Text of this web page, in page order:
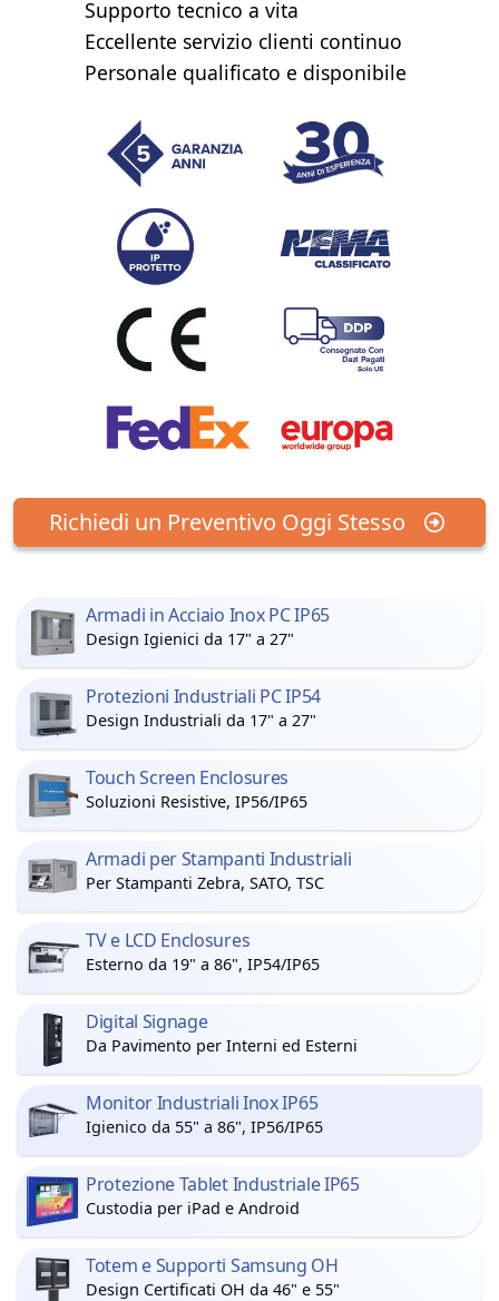
Supporto tecnico a vita
Eccellente servizio clienti continuo
Personale qualificato e disponibile
Richiedi un Preventivo Oggi Stesso
Armadi in Acciaio Inox PC IP65
Design Igienici da 17" a 27"
Protezioni Industriali PC IP54
Design Industriali da 17" a 27"
Touch Screen Enclosures
Soluzioni Resistive, IP56/IP65
Armadi per Stampanti Industriali
Per Stampanti Zebra, SATO, TSC
TV e LCD Enclosures
Esterno da 19" a 86", IP54/IP65
Digital Signage
Da Pavimento per Interni ed Esterni
Monitor Industriali Inox IP65
Igienico da 55" a 86", IP56/IP65
Protezione Tablet Industriale IP65
Custodia per iPad e Android
Totem e Supporti Samsung OH
Design Certificati OH da 46" e 55"